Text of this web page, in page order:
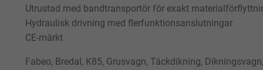
Utrustad med bandtransportör för exakt
Hydraulisk drivning med flerfunktionsanslutningar
CE-märkt
Fabeo, Bredal, K85, Grusvagn, Täckdikning,